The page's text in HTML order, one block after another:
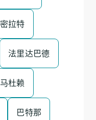
密拉特
法里达巴德
马杜赖
巴特那